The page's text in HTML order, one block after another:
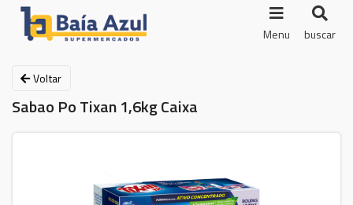
Menu buscar
Voltar
Sabao Po Tixan 1,6kg Caixa